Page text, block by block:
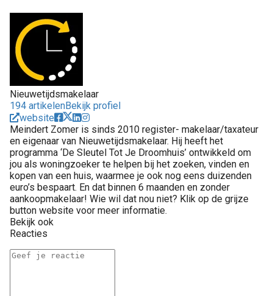
Nieuwetijdsmakelaar
194 artikelenBekijk profiel
website
Meindert Zomer is sinds 2010 register- makelaar/taxateur
en eigenaar van Nieuwetijdsmakelaar. Hij heeft het
programma ‘De Sleutel Tot Je Droomhuis’ ontwikkeld om
jou als woningzoeker te helpen bij het zoeken, vinden en
kopen van een huis, waarmee je ook nog eens duizenden
euro’s bespaart. En dat binnen 6 maanden en zonder
aankoopmakelaar! Wie wil dat nou niet? Klik op de grijze
button website voor meer informatie.
Bekijk ook
Reacties